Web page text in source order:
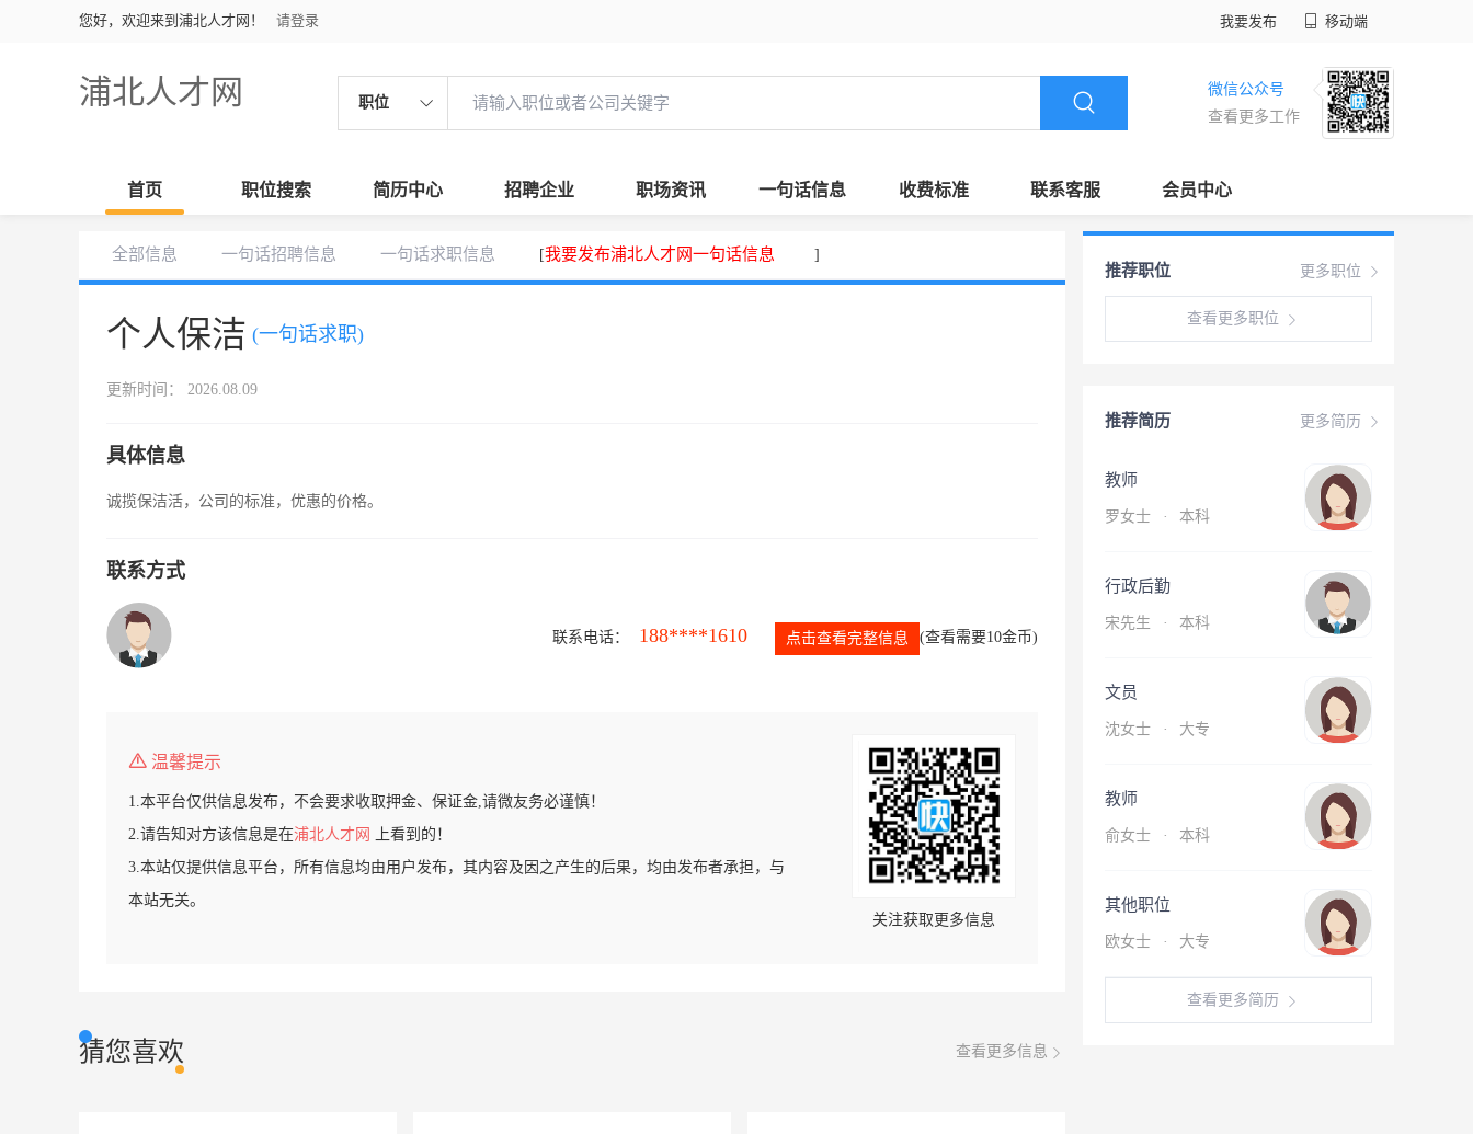
您好，欢迎来到浦北人才网！ 请登录 我要发布 移动端
浦北人才网 职位
微信公众号
查看更多工作
首页 职位搜索 简历中心 招聘企业 职场资讯 一句话信息 收费标准 联系客服 会员中心
全部信息 一句话招聘信息 一句话求职信息 [我要发布浦北人才网一句话信息 ]
个人保洁 (一句话求职)
更新时间： 2026.08.09
具体信息
诚揽保洁活，公司的标准，优惠的价格。
联系方式
联系电话： 188****1610 点击查看完整信息 (查看需要10金币)
温馨提示
1.本平台仅供信息发布，不会要求收取押金、保证金,请微友务必谨慎！
2.请告知对方该信息是在浦北人才网
上看到的！
3.本站仅提供信息平台，所有信息均由用户发布，其内容及因之产生的后果，均由发布者承担，与
本站无关。
关注获取更多信息
猜您喜欢 查看更多信息
更多职位
推荐职位
查看更多职位
更多简历
推荐简历
教师
罗女士 · 本科
行政后勤
宋先生 · 本科
文员
沈女士 · 大专
教师
俞女士 · 本科
其他职位
欧女士 · 大专
查看更多简历